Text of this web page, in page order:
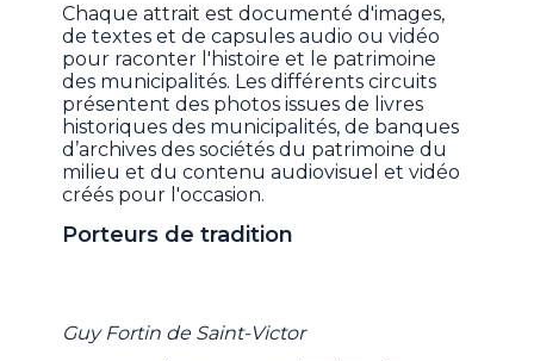
Chaque attrait est documenté d'images,
de textes et de capsules audio ou vidéo
pour raconter l'histoire et le patrimoine
des municipalités. Les différents circuits
présentent des photos issues de livres
historiques des municipalités, de banques
d’archives des sociétés du patrimoine du
milieu et du contenu audiovisuel et vidéo
créés pour l'occasion.
Porteurs de tradition
Guy Fortin de Saint-Victor